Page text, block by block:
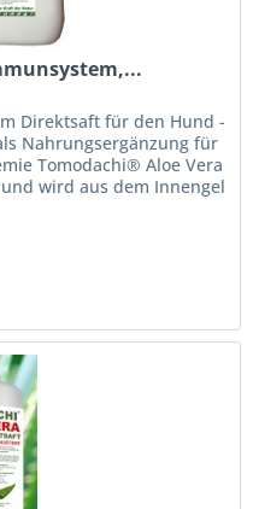
Direktsaft für den Hund -
Nahrungsergänzung für
Tomodachi® Aloe Vera
wird aus dem Innengel